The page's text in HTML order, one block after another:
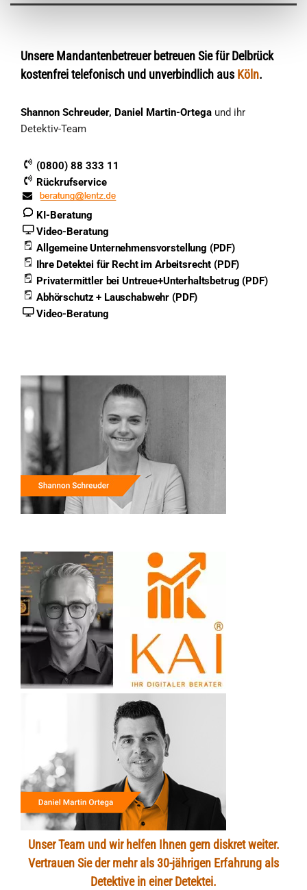
Unsere Mandantenbetreuer betreuen Sie für Delbrück
kostenfrei telefonisch und unverbindlich aus Köln.
Shannon Schreuder, Daniel Martin-Ortega und ihr
Detektiv-Team
(0800) 88 333 11
Rückrufservice
KI-Beratung
Video-Beratung
Allgemeine Unternehmensvorstellung (PDF)
Ihre Detektei für Recht im Arbeitsrecht (PDF)
Privatermittler bei Untreue+Unterhaltsbetrug (PDF)
Abhörschutz + Lauschabwehr (PDF)
Video-Beratung
Unser Team und wir helfen Ihnen gern diskret weiter.
Vertrauen Sie der mehr als 30-jährigen Erfahrung als
Detektive in einer Detektei.